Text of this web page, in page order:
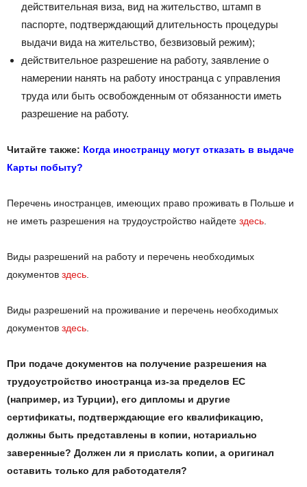
действительная виза, вид на жительство, штамп в
паспорте, подтверждающий длительность процедуры
выдачи вида на жительство, безвизовый режим);
действительное разрешение на работу, заявление о
намерении нанять на работу иностранца с управления
труда или быть освобожденным от обязанности иметь
разрешение на работу.
Читайте также: Когда иностранцу могут отказать в выдаче
Карты побыту?
Перечень иностранцев, имеющих право проживать в Польше и
не иметь разрешения на трудоустройство найдете здесь
Виды разрешений на работу и перечень необходимых
документов здесь
Виды разрешений на проживание и перечень необходимых
документов здесь
При подаче документов на получение разрешения на
трудоустройство иностранца из-за пределов ЕС
(например, из Турции), его дипломы и другие
сертификаты, подтверждающие его квалификацию,
должны быть представлены в копии, нотариально
заверенные? Должен ли я прислать копии, а оригинал
оставить только для работодателя?